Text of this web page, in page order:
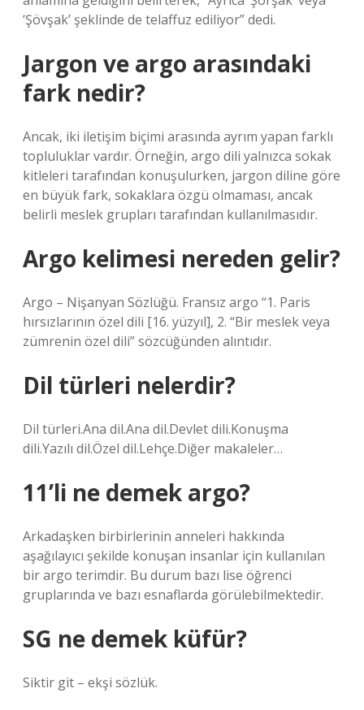
‘Şövşak’ şeklinde de telaffuz ediliyor” dedi.
Jargon ve argo arasındaki
fark nedir?
Ancak, iki iletişim biçimi arasında ayrım yapan farklı
topluluklar vardır. Örneğin, argo dili yalnızca sokak
kitleleri tarafından konuşulurken, jargon diline göre
en büyük fark, sokaklara özgü olmaması, ancak
belirli meslek grupları tarafından kullanılmasıdır.
Argo kelimesi nereden gelir?
Argo – Nişanyan Sözlüğü. Fransız argo “1. Paris
hırsızlarının özel dili [16. yüzyıl], 2. “Bir meslek veya
zümrenin özel dili” sözcüğünden alıntıdır.
Dil türleri nelerdir?
Dil türleri.Ana dil.Ana dil.Devlet dili.Konuşma
dili.Yazılı dil.Özel dil.Lehçe.Diğer makaleler…
11’li ne demek argo?
Arkadaşken birbirlerinin anneleri hakkında
aşağılayıcı şekilde konuşan insanlar için kullanılan
bir argo terimdir. Bu durum bazı lise öğrenci
gruplarında ve bazı esnaflarda görülebilmektedir.
SG ne demek küfür?
Siktir git – ekşi sözlük.